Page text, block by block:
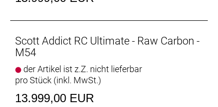
Scott Addict RC Ultimate - Raw Carbon -
M54
der Artikel ist z.Z. nicht lieferbar
pro Stück (inkl. MwSt.)
13.999,00 EUR